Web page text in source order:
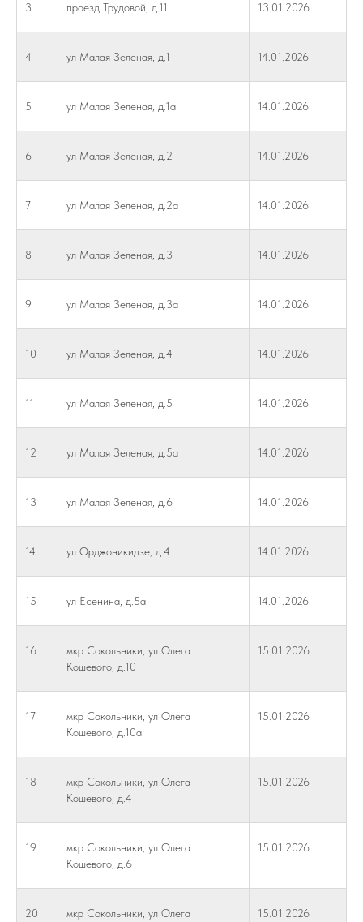
3 проезд Трудовой, д.11 13.01.2026
4 ул Малая Зеленая, д.1 14.01.2026
5 ул Малая Зеленая, д.1а 14.01.2026
6 ул Малая Зеленая, д.2 14.01.2026
7 ул Малая Зеленая, д.2а 14.01.2026
8 ул Малая Зеленая, д.3 14.01.2026
9 ул Малая Зеленая, д.3а 14.01.2026
10 ул Малая Зеленая, д.4 14.01.2026
11 ул Малая Зеленая, д.5 14.01.2026
12 ул Малая Зеленая, д.5а 14.01.2026
13 ул Малая Зеленая, д.6 14.01.2026
14 ул Орджоникидзе, д.4 14.01.2026
15 ул Есенина, д.5а 14.01.2026
16
мкр Сокольники, ул Олега
Кошевого, д.10
15.01.2026
17
мкр Сокольники, ул Олега
Кошевого, д.10а
15.01.2026
18
мкр Сокольники, ул Олега
Кошевого, д.4
15.01.2026
19
мкр Сокольники, ул Олега
Кошевого, д.6
15.01.2026
20
мкр Сокольники, ул Олега
15.01.2026